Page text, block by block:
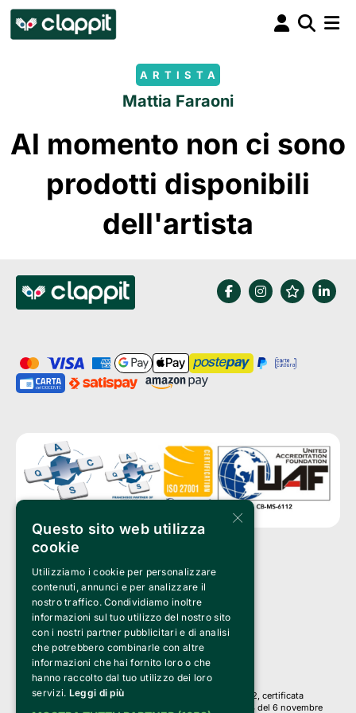
ARTISTA
Mattia Faraoni
Al momento non ci sono
prodotti disponibili
dell'artista
Clappit è un marchio di proprietà di:
Bemils Srl
a Socio Unico
Via Fosse Ardeatine, 4 -20092 Cinisello Balsamo (MI)
PI 05589050961
Iscr. C.C.I.A.A. Milano R.E.A. 1833471
© 2010-2025 Bemils Srl - Tutti i diritti riservati
Credits:
Clappit è basato sulla piattaforma di biglietteria Belive 6.2, certificata
dall’Agenzia delle Entrate con protocollo n. 2025/445474 del 6 novembre
×
Questo sito web utilizza
cookie
Utilizziamo i cookie per personalizzare
contenuti, annunci e per analizzare il
nostro traffico. Condividiamo inoltre
informazioni sul tuo utilizzo del nostro sito
con i nostri partner pubblicitari e di analisi
che potrebbero combinarle con altre
informazioni che hai fornito loro o che
hanno raccolto dal tuo utilizzo dei loro
servizi. Leggi di più